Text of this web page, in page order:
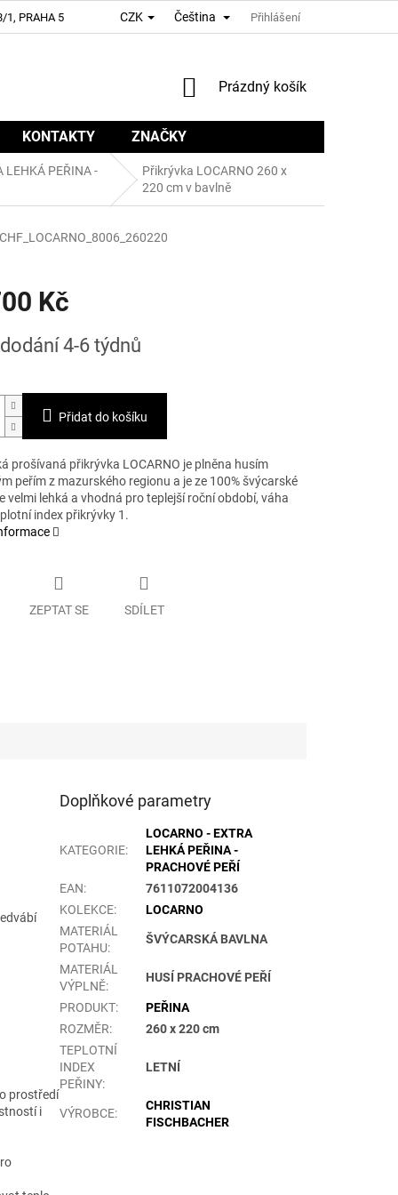
1, PRAHA 5 CZK Čeština Přihlášení
NÁKUPNÍ
Prázdný košík
KONTAKTY ZNAČKY
LEHKÁ PEŘINA -
Přikrývka LOCARNO 260 x
220 cm v bavlně
CHF_LOCARNO_8006_260220
Kč
4-6 týdnů
Přidat do košíku
prošívaná přikrývka LOCARNO je plněna husím
peřím z mazurského regionu a je ze 100% švýcarské
velmi lehká a vhodná pro teplejší roční období, váha
index přikrývky 1.
ZEPTAT SE SDÍLET
prostředí
i
Doplňkové parametry
KATEGORIE:
LOCARNO - EXTRA
LEHKÁ PEŘINA -
PRACHOVÉ PEŘÍ
EAN:
7611072004136
KOLEKCE:
LOCARNO
MATERIÁL
POTAHU:
ŠVÝCARSKÁ BAVLNA
MATERIÁL
VÝPLNĚ:
HUSÍ PRACHOVÉ PEŘÍ
PRODUKT:
PEŘINA
ROZMĚR:
260 x 220 cm
TEPLOTNÍ
INDEX
PEŘINY:
LETNÍ
VÝROBCE:
CHRISTIAN
FISCHBACHER